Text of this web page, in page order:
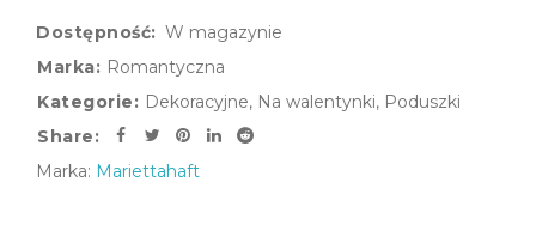
Dostępność: W magazynie
Marka: Romantyczna
Kategorie: Dekoracyjne, Na walentynki, Poduszki
Share:
Marka: Mariettahaft